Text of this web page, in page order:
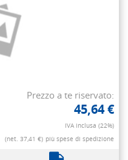
Prezzo a te riservato:
45,64 €
IVA inclusa (22%)
(net. 37,41 €) più spese di spedizione